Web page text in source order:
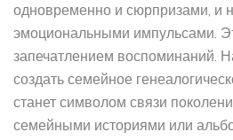
одновременно и сюрпризами, и
эмоциональными импульсами.
запечатлением воспоминаний.
создать семейное
станет символом связи
семейными историями или